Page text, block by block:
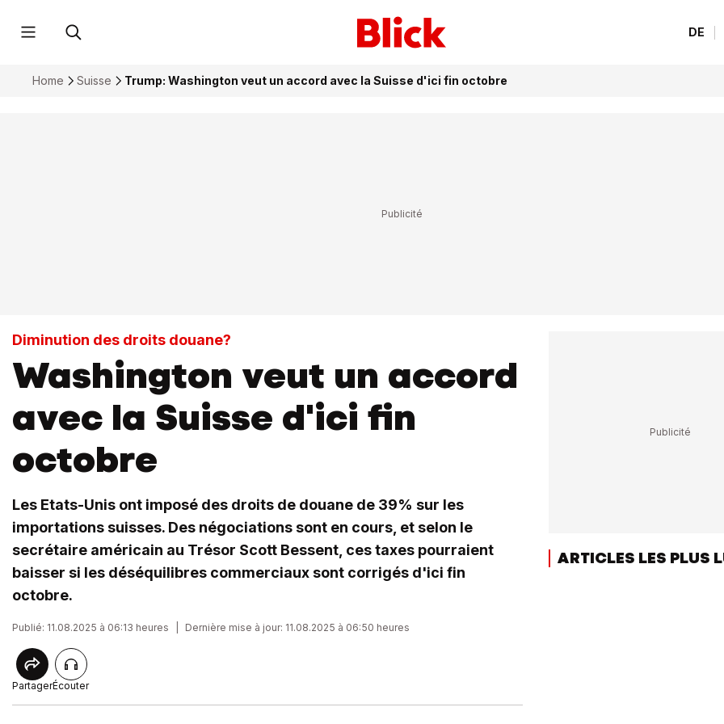
DE
Home Suisse Trump: Washington veut un accord avec la Suisse d'ici fin octobre
Diminution des droits douane?
Washington veut un accord
avec la Suisse d'ici fin
octobre
Les Etats-Unis ont imposé des droits de douane de 39% sur les
importations suisses. Des négociations sont en cours, et selon le
secrétaire américain au Trésor Scott Bessent, ces taxes pourraient
baisser si les déséquilibres commerciaux sont corrigés d'ici fin
octobre.
Publié: 11.08.2025 à 06:13 heures Dernière mise à jour: 11.08.2025 à 06:50 heures
PartagerÉcouter
ARTICLES LES PLUS